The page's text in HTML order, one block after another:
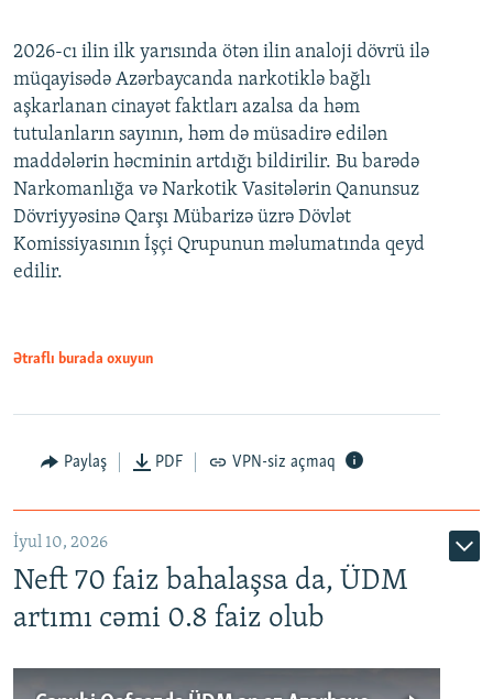
2026-cı ilin ilk yarısında ötən ilin analoji dövrü ilə
müqayisədə Azərbaycanda narkotiklə bağlı
aşkarlanan cinayət faktları azalsa da həm
tutulanların sayının, həm də müsadirə edilən
maddələrin həcminin artdığı bildirilir. Bu barədə
Narkomanlığa və Narkotik Vasitələrin Qanunsuz
Dövriyyəsinə Qarşı Mübarizə üzrə Dövlət
Komissiyasının İşçi Qrupunun məlumatında qeyd
edilir.
Ətraflı burada oxuyun
Paylaş PDF VPN-siz açmaq
İyul 10, 2026
Neft 70 faiz bahalaşsa da, ÜDM
artımı cəmi 0.8 faiz olub